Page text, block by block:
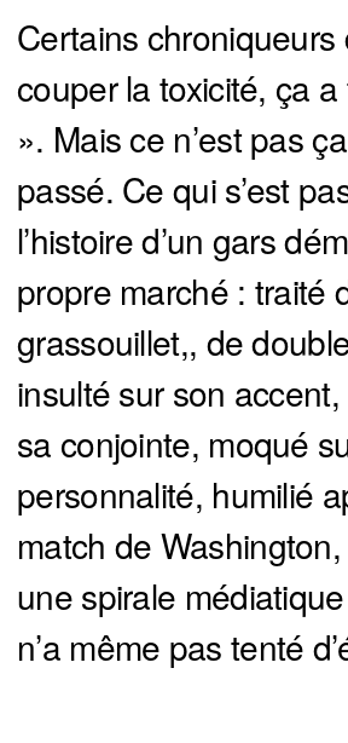
Certains chroniqueurs
couper la toxicité, ça
». Mais ce n’est pas
passé. Ce qui s’est
l’histoire d’un gars
propre marché : traité
grassouillet,, de
insulté sur son
sa conjointe, moqué
personnalité, humilié
match de
une spirale
n’a même pas tenté